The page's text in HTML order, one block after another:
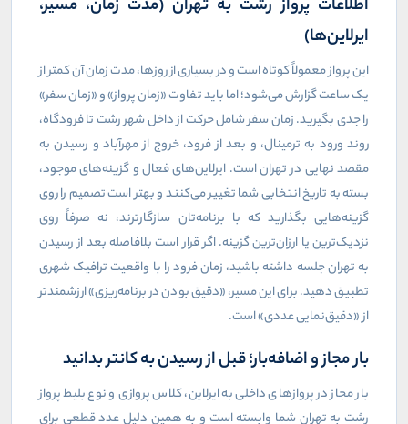
اطلاعات پرواز رشت به تهران (مدت زمان، مسیر،
ایرلاین‌ها)
این پرواز معمولاً کوتاه است و در بسیاری از روزها، مدت زمان آن کمتر از
یک ساعت گزارش می‌شود؛ اما باید تفاوت «زمان پرواز» و «زمان سفر»
را جدی بگیرید. زمان سفر شامل حرکت از داخل شهر رشت تا فرودگاه،
روند ورود به ترمینال، و بعد از فرود، خروج از مهرآباد و رسیدن به
مقصد نهایی در تهران است. ایرلاین‌های فعال و گزینه‌های موجود،
بسته به تاریخ انتخابی شما تغییر می‌کنند و بهتر است تصمیم را روی
گزینه‌هایی بگذارید که با برنامه‌تان سازگارترند، نه صرفاً روی
نزدیک‌ترین یا ارزان‌ترین گزینه. اگر قرار است بلافاصله بعد از رسیدن
به تهران جلسه داشته باشید، زمان فرود را با واقعیت ترافیک شهری
تطبیق دهید. برای این مسیر، «دقیق بودن در برنامه‌ریزی» ارزشمندتر
از «دقیق‌نمایی عددی» است.
بار مجاز و اضافه‌بار؛ قبل از رسیدن به کانتر بدانید
بار مجاز در پروازهای داخلی به ایرلاین، کلاس پروازی و نوع بلیط پرواز
رشت به تهران شما وابسته است و به همین دلیل عدد قطعی برای